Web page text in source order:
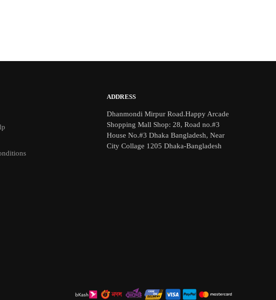
ADDRESS
Dhanmondi Mirpur Road.Happy Arcade
Shopping Mall Shop: 28, Road no.#3
House No.#3 Dhaka Bangladesh, Near
City Collage 1205 Dhaka-Bangladesh